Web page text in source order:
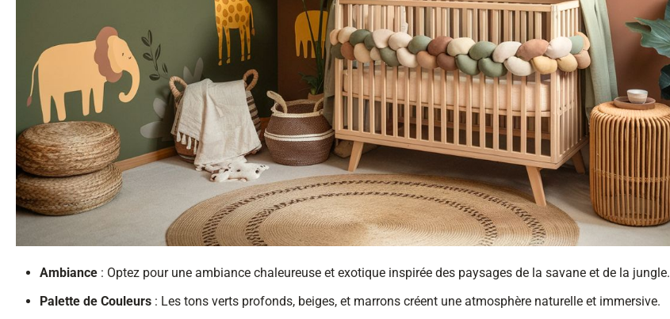
Ambiance : Optez pour une ambiance chaleureuse et exotique inspirée des paysages de la savane et de la jungle.
Palette de Couleurs : Les tons verts profonds, beiges, et marrons créent une atmosphère naturelle et immersive.